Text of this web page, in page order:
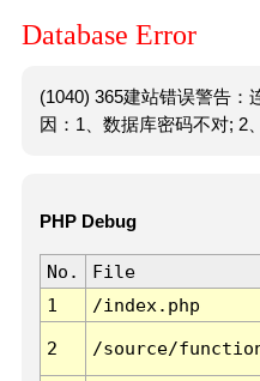
Database Error
(1040) 365建站错误警告：
因：1、数据库密码不对; 2
PHP Debug
No. File
1
/index.php
2 /source/